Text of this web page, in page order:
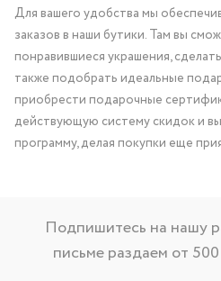
Для вашего удобства мы
заказов в наши бутики. Там вы
понравившиеся украшения,
также подобрать идеальные
приобрести подарочные
действующую систему скидок и
программу, делая покупки еще
Подпишитесь на нашу
письме раздаем от